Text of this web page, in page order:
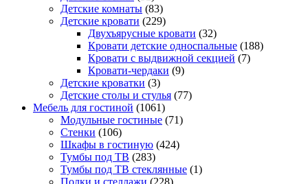
Детские комнаты (83)
Детские кровати (229)
Двухъярусные кровати (32)
Кровати детские односпальные (188)
Кровати с выдвижной секцией (7)
Кровати-чердаки (9)
Детские кроватки (3)
Детские столы и стулья (77)
Мебель для гостиной (1061)
Модульные гостиные (71)
Стенки (106)
Шкафы в гостиную (424)
Тумбы под ТВ (283)
Тумбы под ТВ стеклянные (1)